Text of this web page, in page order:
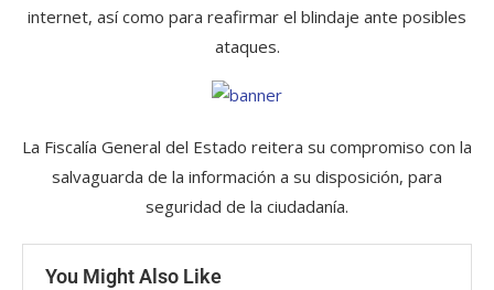
internet, así como para reafirmar el blindaje ante posibles
ataques.
La Fiscalía General del Estado reitera su compromiso con la
salvaguarda de la información a su disposición, para
seguridad de la ciudadanía.
You Might Also Like